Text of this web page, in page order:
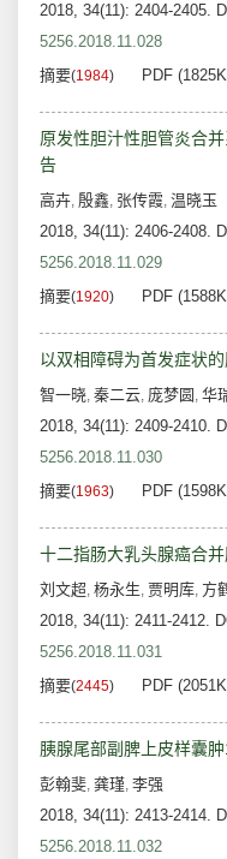
2018, 34(11): 2404-2405.
5256.2018.11.028
摘要(1984) PDF
原发性胆汁性胆管炎合
告
高卉, 殷鑫, 张传霞, 温晓玉
2018, 34(11): 2406-2408.
5256.2018.11.029
摘要(1920) PDF
以双相障碍为首发症状
智一晓, 秦二云, 庞梦圆 , 华
2018, 34(11): 2409-2410.
5256.2018.11.030
摘要(1963) PDF
十二指肠大乳头腺癌合
刘文超, 杨永生, 贾明库, 方
2018, 34(11): 2411-2412.
5256.2018.11.031
摘要(2445) PDF
胰腺尾部副脾上皮样囊
彭翰斐, 龚瑾, 李强
2018, 34(11): 2413-2414.
5256.2018.11.032